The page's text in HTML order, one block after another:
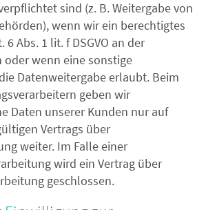
sind (z. B. Weitergabe von
wenn wir ein berechtigtes
6 Abs. 1 lit. f DSGVO an der
oder wenn eine sonstige
Datenweitergabe erlaubt. Beim
geben wir
Daten unserer Kunden nur auf
Vertrags über
weiter. Im Falle einer
wird ein Vertrag über
geschlossen.